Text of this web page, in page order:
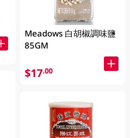
Meadows 白胡椒調味鹽
85GM
$17.00